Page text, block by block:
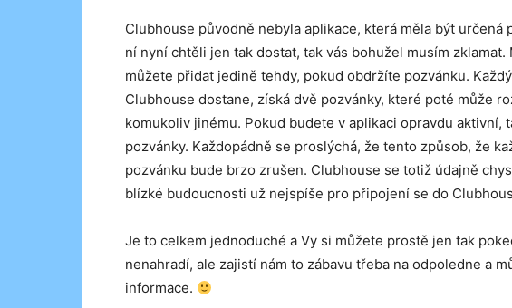
Clubhouse původně nebyla aplikace, která měla být určená
ní nyní chtěli jen tak dostat, tak vás bohužel musím
můžete přidat jedině tehdy, pokud obdržíte pozvánku.
Clubhouse dostane, získá dvě pozvánky, které poté může
komukoliv jinému. Pokud budete v aplikaci opravdu aktivní,
pozvánky. Každopádně se proslýchá, že tento způsob, že
pozvánku bude brzo zrušen. Clubhouse se totiž údajně
blízké budoucnosti už nejspíše pro připojení se do
Je to celkem jednoduché a Vy si můžete prostě jen tak
nenahradí, ale zajistí nám to zábavu třeba na odpoledne a
informace.